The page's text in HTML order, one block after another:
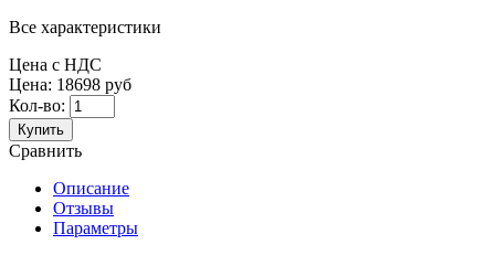
Все характеристики
Цена с НДС
Цена: 18698 руб
Кол-во:
Купить
Сравнить
Описание
Отзывы
Параметры